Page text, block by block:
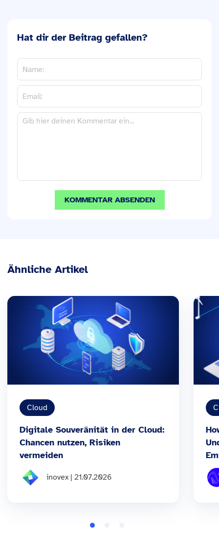
Hat dir der Beitrag gefallen?
Ähnliche Artikel
Cloud
Digitale Souveränität in der Cloud:
Chancen nutzen, Risiken
vermeiden
inovex | 21.07.2026